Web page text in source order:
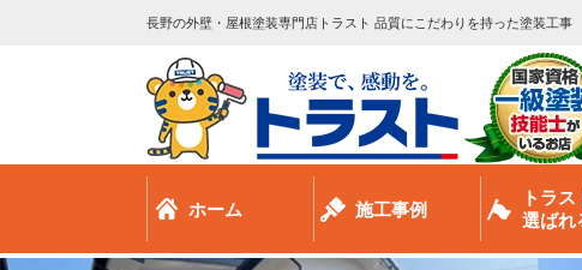
長野の外壁・屋根塗装専門店トラスト 品質にこだわりを持った塗装工事
ホーム 施工事例
トラ
選ばれ